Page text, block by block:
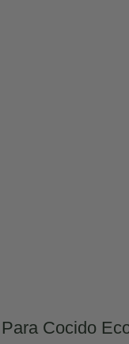
Cocido